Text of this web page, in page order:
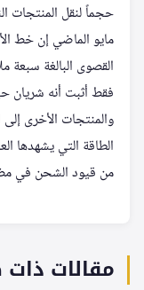
حجماً لنقل المنتجات
مايو الماضي إن خط
القصوى البالغة سبعة
فقط أثبت أنه شريان
والمنتجات الأخرى
الطاقة التي يشهدها
من قيود الشحن في
مقالات